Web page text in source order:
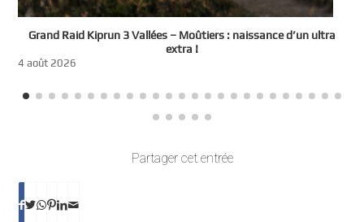
Grand Raid Kiprun 3 Vallées – Moûtiers : naissance d’un ultra
extra !
4 août 2026
Partager cet entrée